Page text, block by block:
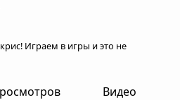
Играем в игры и это не
Видео